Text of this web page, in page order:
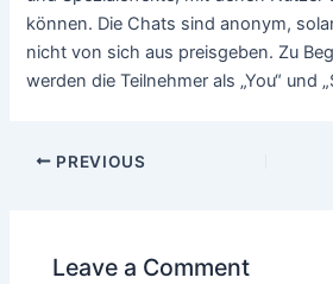
können. Die Chats sind anonym,
nicht von sich aus preisgeben. Zu
werden die Teilnehmer als „You“ und
PREVIOUS
Leave a Comment